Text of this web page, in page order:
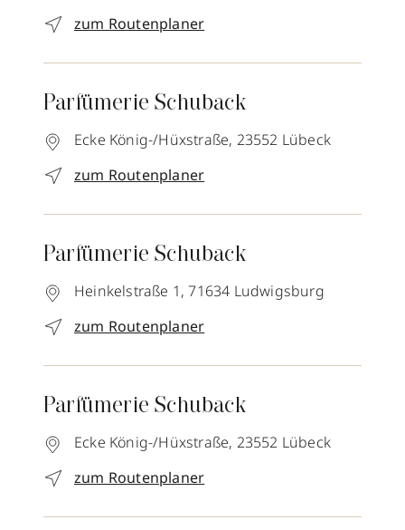
zum Routenplaner
Parfümerie Schuback
Ecke König-/Hüxstraße, 23552 Lübeck
zum Routenplaner
Parfümerie Schuback
Heinkelstraße 1, 71634 Ludwigsburg
zum Routenplaner
Parfümerie Schuback
Ecke König-/Hüxstraße, 23552 Lübeck
zum Routenplaner